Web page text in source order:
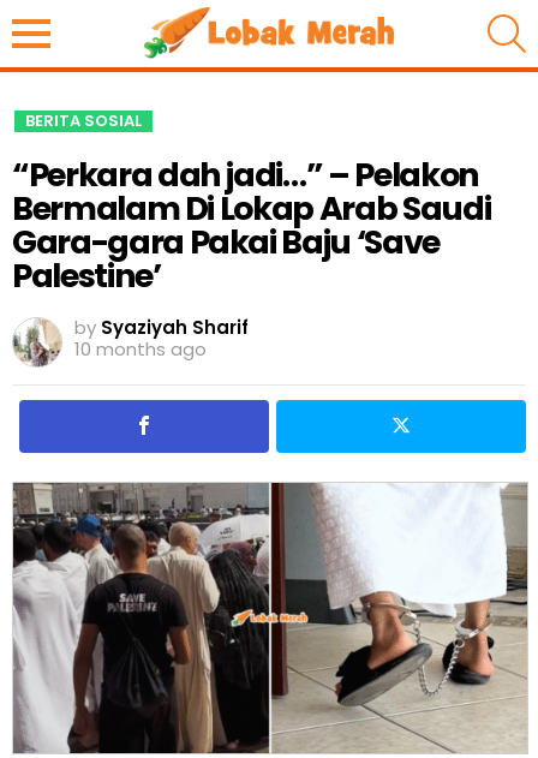
BERITA SOSIAL
“Perkara dah jadi…” – Pelakon
Bermalam Di Lokap Arab Saudi
Gara-gara Pakai Baju ‘Save
Palestine’
by Syaziyah Sharif
10 months ago